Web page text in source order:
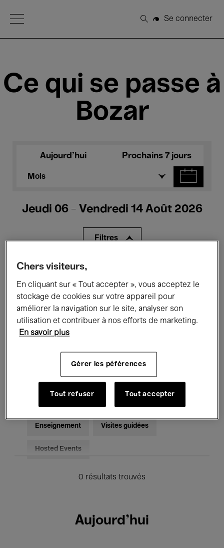
Open Menu
Rechercher
Se connecter
Ce qui se passe à
Bozar
Aujourd'hui Prochains 7 jours
Mois
Jeudi 06 - Vendredi 14 Août 2026
Filtres
Tous les événements
Expositions Films Performances
Rencontres & Débats Jazz
Musique électronique
Enseignement Visites guidées
Hosted Events
0 résultats trouvés
Aujourd'hui
Chers visiteurs,
En cliquant sur « Tout accepter », vous acceptez le
stockage de cookies sur votre appareil pour
améliorer la navigation sur le site, analyser son
utilisation et contribuer à nos efforts de marketing.
En savoir plus
Gérer les péférences
Tout refuser Tout accepter